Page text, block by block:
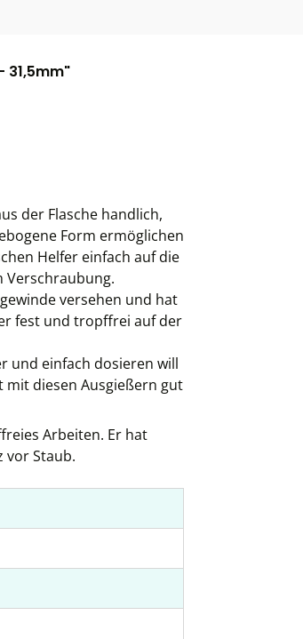
31,5mm"
der Flasche handlich,
Form ermöglichen
Helfer einfach auf die
Verschraubung.
versehen und hat
fest und tropffrei auf der
und einfach dosieren will
diesen Ausgießern gut
Arbeiten. Er hat
vor Staub.